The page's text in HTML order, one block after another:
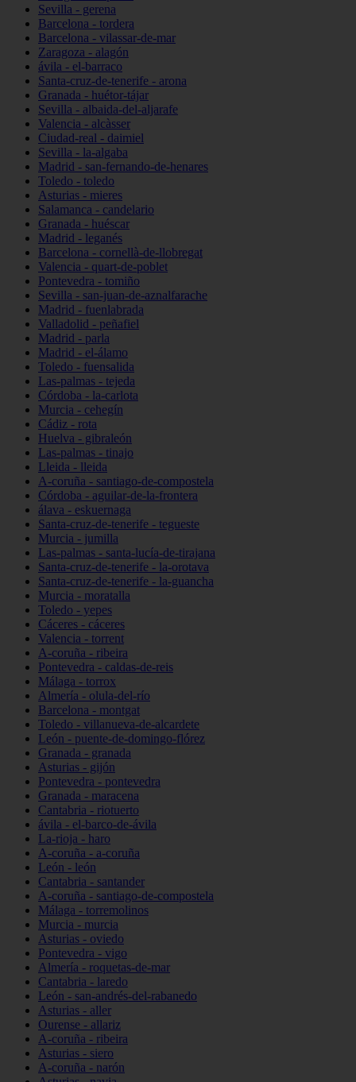
Sevilla - gerena
Barcelona - tordera
Barcelona - vilassar-de-mar
Zaragoza - alagón
ávila - el-barraco
Santa-cruz-de-tenerife - arona
Granada - huétor-tájar
Sevilla - albaida-del-aljarafe
Valencia - alcàsser
Ciudad-real - daimiel
Sevilla - la-algaba
Madrid - san-fernando-de-henares
Toledo - toledo
Asturias - mieres
Salamanca - candelario
Granada - huéscar
Madrid - leganés
Barcelona - cornellà-de-llobregat
Valencia - quart-de-poblet
Pontevedra - tomiño
Sevilla - san-juan-de-aznalfarache
Madrid - fuenlabrada
Valladolid - peñafiel
Madrid - parla
Madrid - el-álamo
Toledo - fuensalida
Las-palmas - tejeda
Córdoba - la-carlota
Murcia - cehegín
Cádiz - rota
Huelva - gibraleón
Las-palmas - tinajo
Lleida - lleida
A-coruña - santiago-de-compostela
Córdoba - aguilar-de-la-frontera
álava - eskuernaga
Santa-cruz-de-tenerife - tegueste
Murcia - jumilla
Las-palmas - santa-lucía-de-tirajana
Santa-cruz-de-tenerife - la-orotava
Santa-cruz-de-tenerife - la-guancha
Murcia - moratalla
Toledo - yepes
Cáceres - cáceres
Valencia - torrent
A-coruña - ribeira
Pontevedra - caldas-de-reis
Málaga - torrox
Almería - olula-del-río
Barcelona - montgat
Toledo - villanueva-de-alcardete
León - puente-de-domingo-flórez
Granada - granada
Asturias - gijón
Pontevedra - pontevedra
Granada - maracena
Cantabria - riotuerto
ávila - el-barco-de-ávila
La-rioja - haro
A-coruña - a-coruña
León - león
Cantabria - santander
A-coruña - santiago-de-compostela
Málaga - torremolinos
Murcia - murcia
Asturias - oviedo
Pontevedra - vigo
Almería - roquetas-de-mar
Cantabria - laredo
León - san-andrés-del-rabanedo
Asturias - aller
Ourense - allariz
A-coruña - ribeira
Asturias - siero
A-coruña - narón